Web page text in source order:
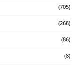
(705)
(268)
(86)
(8)